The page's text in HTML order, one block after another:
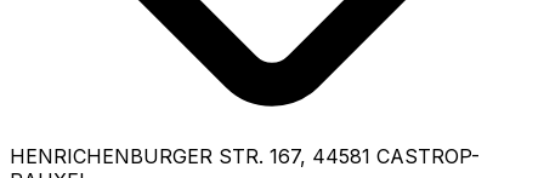
HENRICHENBURGER STR. 167, 44581 CASTROP-